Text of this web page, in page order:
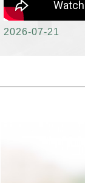
2026-07-21